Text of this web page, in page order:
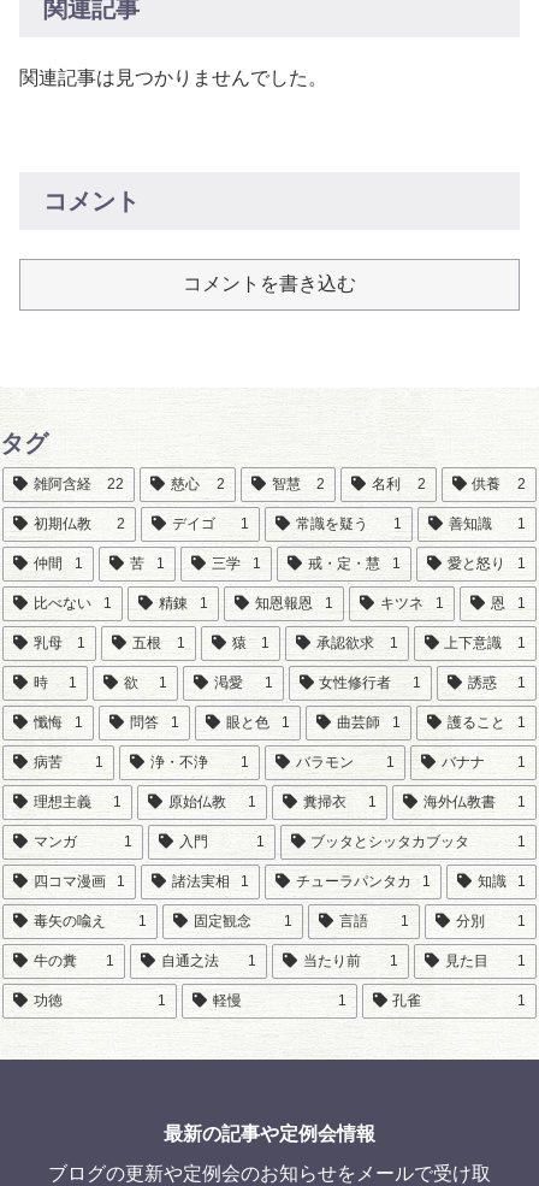
関連記事
関連記事は見つかりませんでした。
コメント
コメントを書き込む
タグ
雑阿含経 22 慈心 2 智慧 2 名利 2 供養 2
初期仏教 2 デイゴ 1 常識を疑う 1 善知識 1
仲間 1 苦 1 三学 1 戒・定・慧 1 愛と怒り 1
比べない 1 精錬 1 知恩報恩 1 キツネ 1 恩 1
乳母 1 五根 1 猿 1 承認欲求 1 上下意識 1
時 1 欲 1 渇愛 1 女性修行者 1 誘惑 1
懺悔 1 問答 1 眼と色 1 曲芸師 1 護ること 1
病苦 1 浄・不浄 1 バラモン 1 バナナ 1
理想主義 1 原始仏教 1 糞掃衣 1 海外仏教書 1
マンガ 1 入門 1 ブッタとシッタカブッタ 1
四コマ漫画 1 諸法実相 1 チューラパンタカ 1 知識 1
毒矢の喩え 1 固定観念 1 言語 1 分別 1
牛の糞 1 自通之法 1 当たり前 1 見た目 1
功徳 1 軽慢 1 孔雀 1
最新の記事や定例会情報
ブログの更新や定例会のお知らせをメールで受け取